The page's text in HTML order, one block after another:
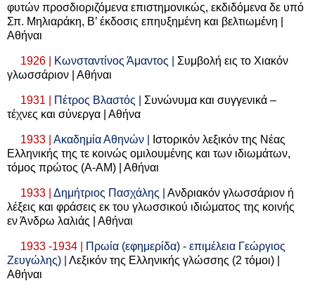
φυτών προσδιοριζόμενα επιστημονικώς, εκδιδόμενα δε υπό
Σπ. Μηλιαράκη, Β’ έκδοσις επηυξημένη και βελτιωμένη |
Αθήναι
1926 | Κωνσταντίνος Άμαντος | Συμβολή εις το Χιακόν
γλωσσάριον | Αθήναι
1931 | Πέτρος Βλαστός | Συνώνυμα και συγγενικά –
τέχνες και σύνεργα | Αθήνα
1933 | Ακαδημία Αθηνών |
Ιστορικόν λεξικόν της Νέας
Ελληνικής της τε κοινώς ομιλουμένης και των ιδιωμάτων,
τόμος πρώτος (Α-ΑΜ) | Αθήναι
1933 | Δημήτριος Πασχάλης | Ανδριακόν γλωσσάριον ή
λέξεις και φράσεις εκ του γλωσσικού ιδιώματος της κοινής
εν Άνδρω λαλιάς | Αθήναι
1933 -1934 |
Πρωία (εφημερίδα) - επιμέλεια Γεώργιος
Ζευγώλης) | Λεξικόν της Ελληνικής γλώσσης (2 τόμοι) |
Αθήναι